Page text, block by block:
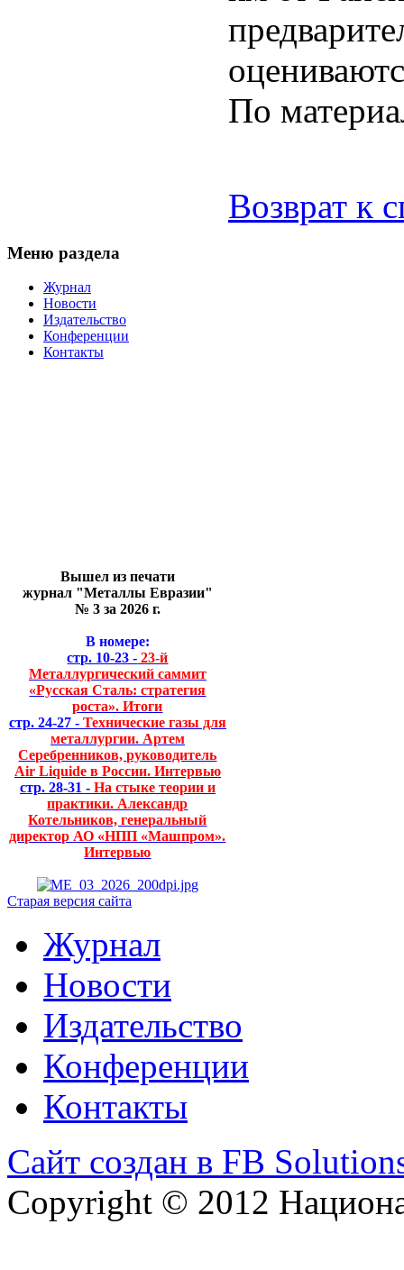
По
Возврат к
Меню раздела
Журнал
Новости
Издательство
Конференции
Контакты
Вышел из печати
журнал "Металлы Евразии"
№ 3 за 2026 г.
В номере:
стр. 10-23 - 23-й
Металлургический саммит
«Русская Сталь: стратегия
роста». Итоги
стр. 24-27 - Технические газы для
металлургии. Артем
Серебренников, руководитель
Air Liquide в России. Интервью
стр. 28-31 - На стыке теории и
практики. Александр
Котельников, генеральный
директор АО «НПП «Машпром».
Интервью
Старая версия сайта
Журнал
Новости
Издательство
Конференции
Контакты
Сайт создан в FB
Copyright © 2012